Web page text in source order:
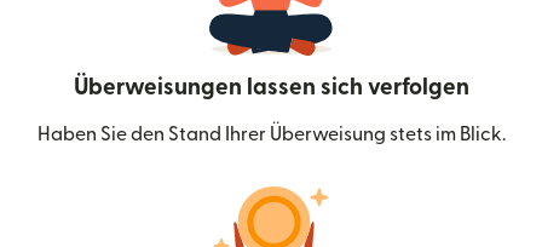
Überweisungen lassen sich verfolgen
Haben Sie den Stand Ihrer Überweisung stets im Blick.